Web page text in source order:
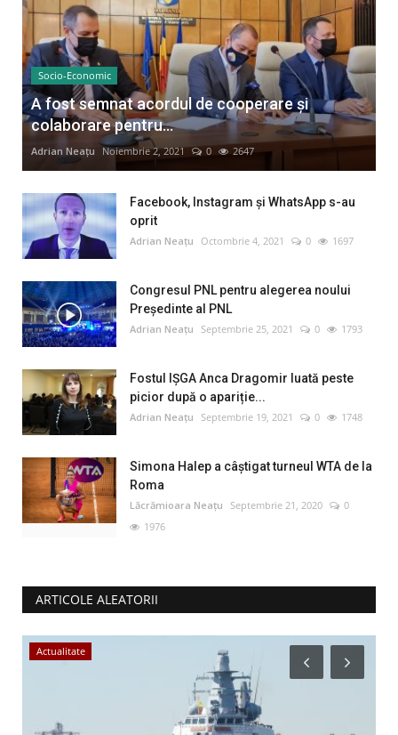
Socio-Economic
A fost semnat acordul de cooperare și
colaborare pentru...
Adrian Neațu Noiembrie 2, 2021 0 2647
Facebook, Instagram și WhatsApp s-au
oprit
Adrian Neațu Octombrie 4, 2021 0 1697
Congresul PNL pentru alegerea noului
Preşedinte al PNL
Adrian Neațu Septembrie 25, 2021 0 1793
Fostul IȘGA Anca Dragomir luată peste
picior după o apariție...
Adrian Neațu Septembrie 19, 2021 0 1748
Simona Halep a câştigat turneul WTA de la
Roma
Lăcrămioara Neațu Septembrie 21, 2020
0
1976
ARTICOLE ALEATORII
Actualitate